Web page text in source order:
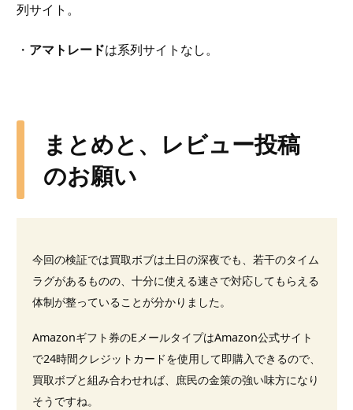
列サイト。
・ アマトレードは系列サイトなし。
まとめと、レビュー投稿
のお願い
今回の検証では買取ボブは土日の深夜でも、若干のタイム
ラグがあるものの、十分に使える速さで対応してもらえる
体制が整っていることが分かりました。
Amazonギフト券のEメールタイプはAmazon公式サイト
で24時間クレジットカードを使用して即購入できるので、
買取ボブと組み合わせれば、庶民の金策の強い味方になり
そうですね。